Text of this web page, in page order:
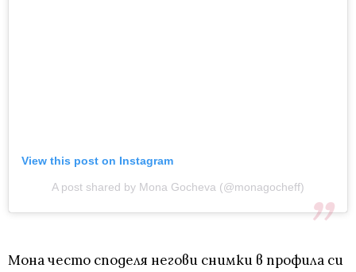
View this post on Instagram
A post shared by Mona Gocheva (@monagocheff)
Мона често споделя негови снимки в профила си